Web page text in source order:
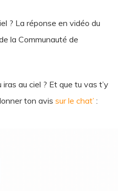
? La réponse en vidéo du
la Communauté de
au ciel ? Et que tu vas t’y
ton avis sur le chat’ :